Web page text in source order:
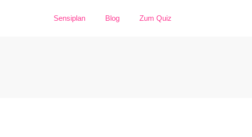
Sensiplan Blog Zum Quiz